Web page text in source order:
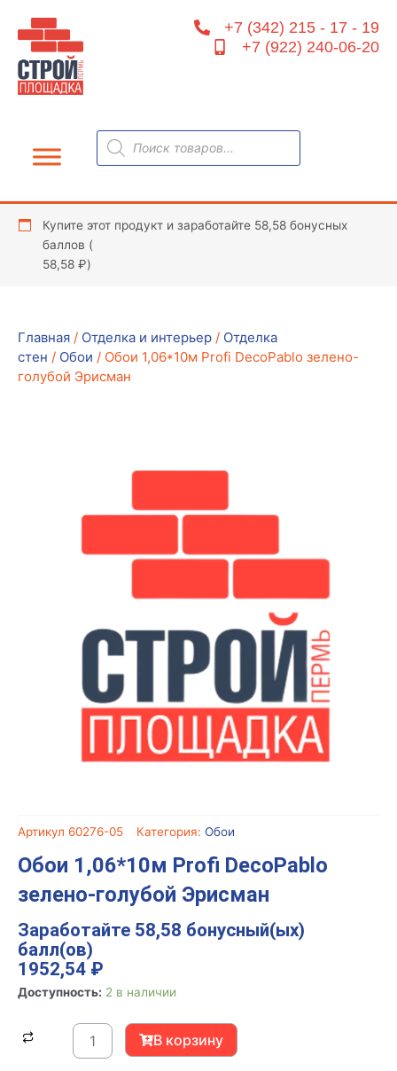
содержимому
+7 (342) 215 - 17 - 19
+7 (922) 240-06-20
Поиск
товаров
Купите этот продукт и заработайте 58,58 бонусных
баллов (
58,58 ₽)
Главная / Отделка и интерьер / Отделка
стен / Обои / Обои 1,06*10м Profi DecoPablo зелено-
голубой Эрисман
Артикул 60276-05 Категория: Обои
Обои 1,06*10м Profi DecoPablo
зелено-голубой Эрисман
Заработайте 58,58 бонусный(ых)
балл(ов)
1952,54 ₽
Доступность: 2 в наличии
Количество
1,06*10м
В корзину